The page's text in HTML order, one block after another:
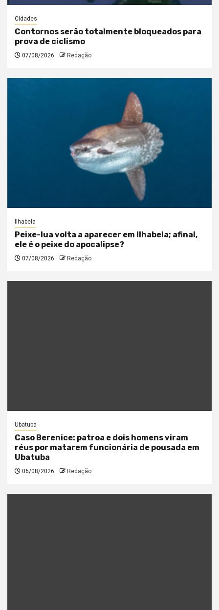
Cidades
Contornos serão totalmente bloqueados para
prova de ciclismo
07/08/2026 Redação
Ilhabela
Peixe-lua volta a aparecer em Ilhabela; afinal,
ele é o peixe do apocalipse?
07/08/2026 Redação
Ubatuba
Caso Berenice: patroa e dois homens viram
réus por matarem funcionária de pousada em
Ubatuba
06/08/2026 Redação